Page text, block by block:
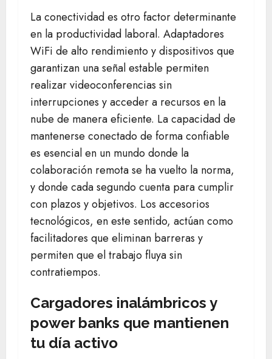
La conectividad es otro factor determinante
en la productividad laboral. Adaptadores
WiFi de alto rendimiento y dispositivos que
garantizan una señal estable permiten
realizar videoconferencias sin
interrupciones y acceder a recursos en la
nube de manera eficiente. La capacidad de
mantenerse conectado de forma confiable
es esencial en un mundo donde la
colaboración remota se ha vuelto la norma,
y donde cada segundo cuenta para cumplir
con plazos y objetivos. Los accesorios
tecnológicos, en este sentido, actúan como
facilitadores que eliminan barreras y
permiten que el trabajo fluya sin
contratiempos.
Cargadores inalámbricos y
power banks que mantienen
tu día activo